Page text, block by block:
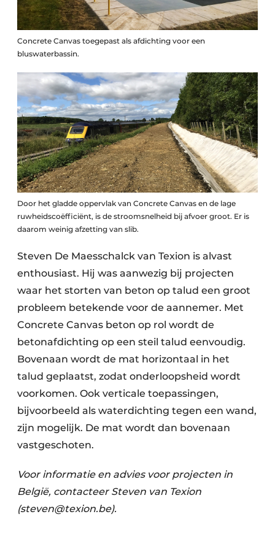
Concrete Canvas toegepast als afdichting voor een
bluswaterbassin.
Door het gladde oppervlak van Concrete Canvas en de lage
ruwheidscoëfficiënt, is de stroomsnelheid bij afvoer groot. Er is
daarom weinig afzetting van slib.
Steven De Maesschalck van Texion is alvast
enthousiast. Hij was aanwezig bij projecten
waar het storten van beton op talud een groot
probleem betekende voor de aannemer. Met
Concrete Canvas beton op rol wordt de
betonafdichting op een steil talud eenvoudig.
Bovenaan wordt de mat horizontaal in het
talud geplaatst, zodat onderloopsheid wordt
voorkomen. Ook verticale toepassingen,
bijvoorbeeld als waterdichting tegen een wand,
zijn mogelijk. De mat wordt dan bovenaan
vastgeschoten.
Voor informatie en advies voor projecten in
België, contacteer Steven van Texion
(steven@texion.be).